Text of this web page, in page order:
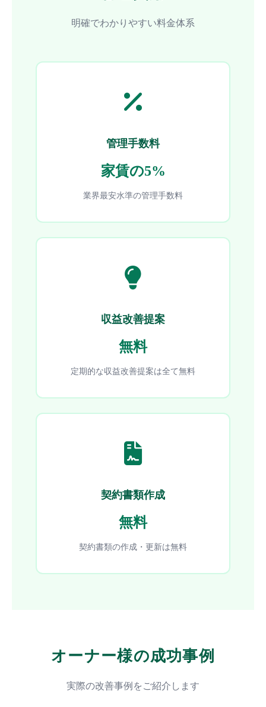
明確でわかりやすい料金体系
管理手数料
家賃の5%
業界最安水準の管理手数料
収益改善提案
無料
定期的な収益改善提案は全て無料
契約書類作成
無料
契約書類の作成・更新は無料
オーナー様の成功事例
実際の改善事例をご紹介します